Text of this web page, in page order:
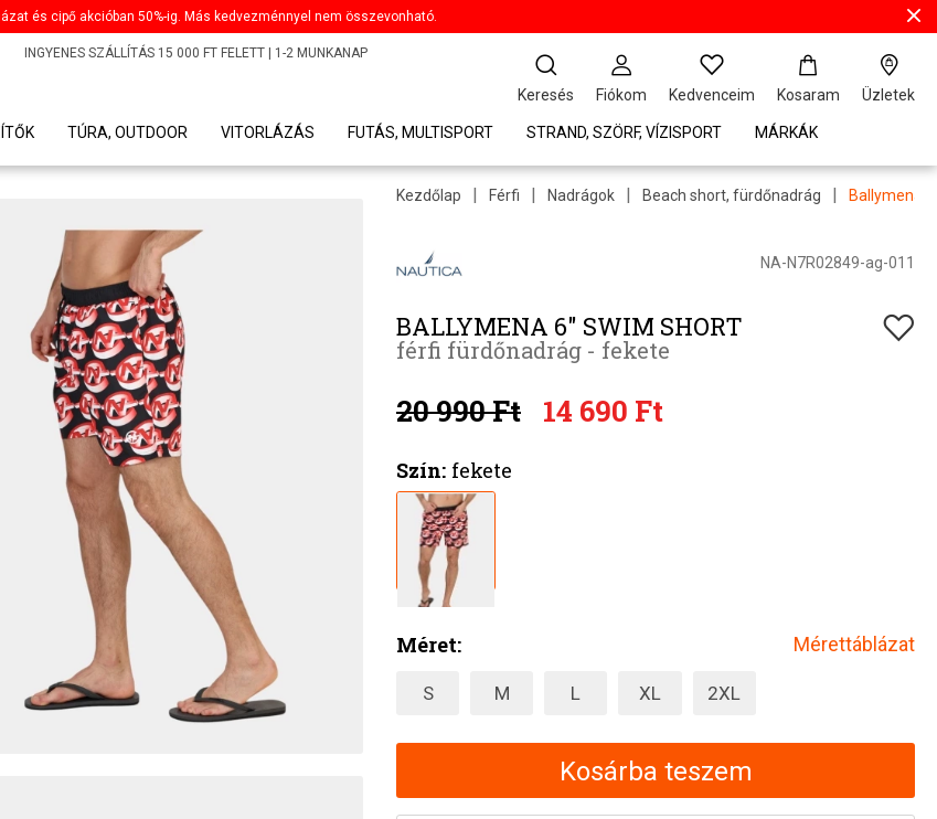
és cipő akcióban 50%-ig. Más kedvezménnyel nem összevonható.
INGYENES SZÁLLÍTÁS 15 000 FT FELETT | 1-2 MUNKANAP
TÚRA, OUTDOOR VITORLÁZÁS FUTÁS, MULTISPORT STRAND, SZÖRF, VÍZISPORT MÁRKÁK
Keresés Fiókom Kedvenceim Kosaram Üzletek
Kezdőlap | Férfi | Nadrágok | Beach short, fürdőnadrág | Ballymena
NA-N7R02849-ag-011
BALLYMENA 6" SWIM SHORT
férfi fürdőnadrág - fekete
20 990 Ft 14 690 Ft
Szín: fekete
Méret: Mérettáblázat
S M L XL 2XL
Kosárba teszem